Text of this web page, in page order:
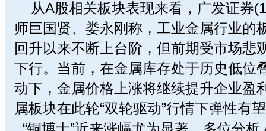
从A股相关板块表现来看，广发证券
师巨国贤、娄永刚称，工业金属行业的
回升以来不断上台阶，但前期受市场悲
下行。当前，在金属库存处于历史低位
动下，金属价格上涨将继续提升企业盈
属板块在此轮“双轮驱动”行情下弹性有